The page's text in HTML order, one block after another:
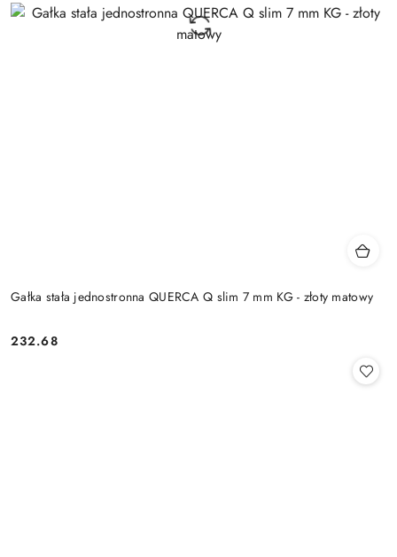
Gałka stała jednostronna QUERCA Q slim 7 mm KG - złoty matowy
Cena:
232.68